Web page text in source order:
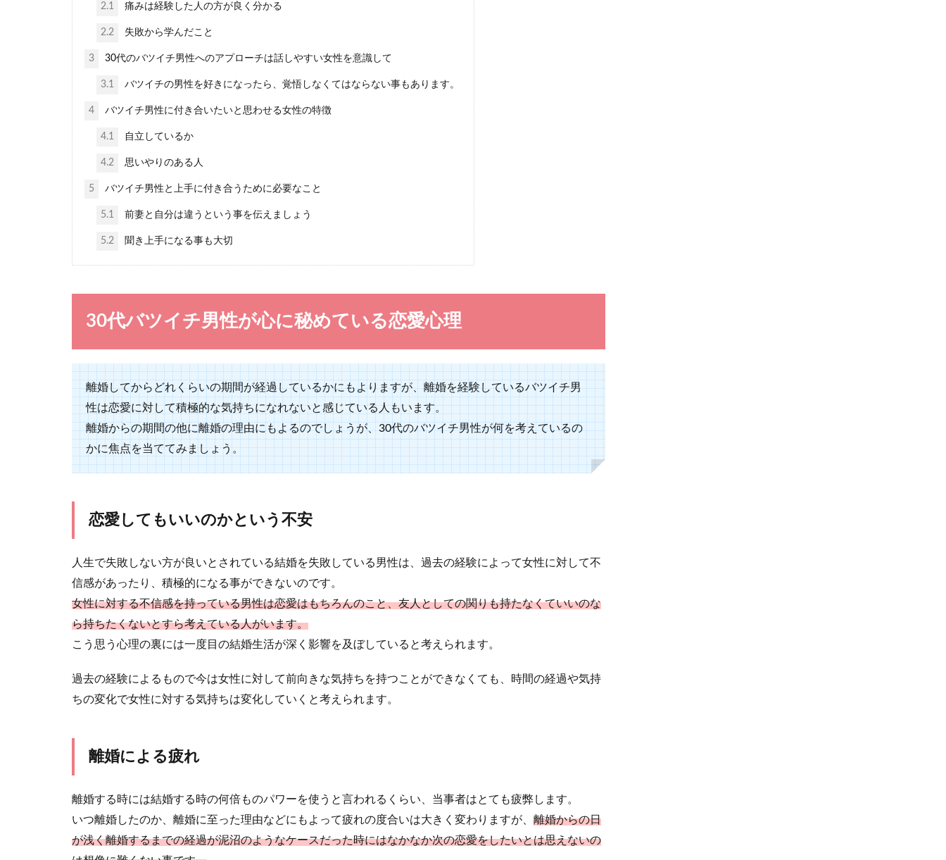
恋愛が成就する、好きな相手を落とす方法についてご紹介
恋愛は、片思いだけでは先に進むことが出来ません。 自分だけではなく、相手からも好きにな
外国人と本気で恋愛がしたいなら自立した女性になろう
「外国人と本気の恋愛がしたい！」と国際恋愛に憧れる女性は多いですが、国際恋愛の現実を知
る必要はありま...
初デートで男性がグッと心をつかまれる服装と女性の注意点
初デートはどんな服装が良いのか、鏡の前で何度も確認をしてしまいます。しかしお気に入りの
一着をデートに...
彼氏と喧嘩をしてしまった時に知っておきたい仲直りの方法
お付き合いをしていると、彼氏と喧嘩してしまうこともあります。 このままお別れしたくない
彼が電話に出ない時に考えられる理由とそんな時の正しい対応
男も結婚に焦る？焦る理由と結婚を意識する瞬間・男性心理を解説
2.1 痛みは経験した人の方が良く分かる
2.2 失敗から学んだこと
3 30代のバツイチ男性へのアプローチは話しやすい女性を意識して
3.1 バツイチの男性を好きになったら、覚悟しなくてはならない事もあります。
4 バツイチ男性に付き合いたいと思わせる女性の特徴
4.1 自立しているか
4.2 思いやりのある人
5 バツイチ男性と上手に付き合うために必要なこと
5.1 前妻と自分は違うという事を伝えましょう
5.2 聞き上手になる事も大切
30代バツイチ男性が心に秘めている恋愛心理
離婚してからどれくらいの期間が経過しているかにもよりますが、離婚を経験しているバツイチ男
性は恋愛に対して積極的な気持ちになれないと感じている人もいます。
離婚からの期間の他に離婚の理由にもよるのでしょうが、30代のバツイチ男性が何を考えているの
かに焦点を当ててみましょう。
恋愛してもいいのかという不安
人生で失敗しない方が良いとされている結婚を失敗している男性は、過去の経験によって女性に対して不
信感があったり、積極的になる事ができないのです。
女性に対する不信感を持っている男性は恋愛はもちろんのこと、友人としての関りも持たなくていいのな
ら持ちたくないとすら考えている人がいます。
こう思う心理の裏には一度目の結婚生活が深く影響を及ぼしていると考えられます。
過去の経験によるもので今は女性に対して前向きな気持ちを持つことができなくても、時間の経過や気持
ちの変化で女性に対する気持ちは変化していくと考えられます。
離婚による疲れ
離婚する時には結婚する時の何倍ものパワーを使うと言われるくらい、当事者はとても疲弊します。
いつ離婚したのか、離婚に至った理由などにもよって疲れの度合いは大きく変わりますが、 離婚からの日
が浅く離婚するまでの経過が泥沼のようなケースだった時にはなかなか次の恋愛をしたいとは思えないの